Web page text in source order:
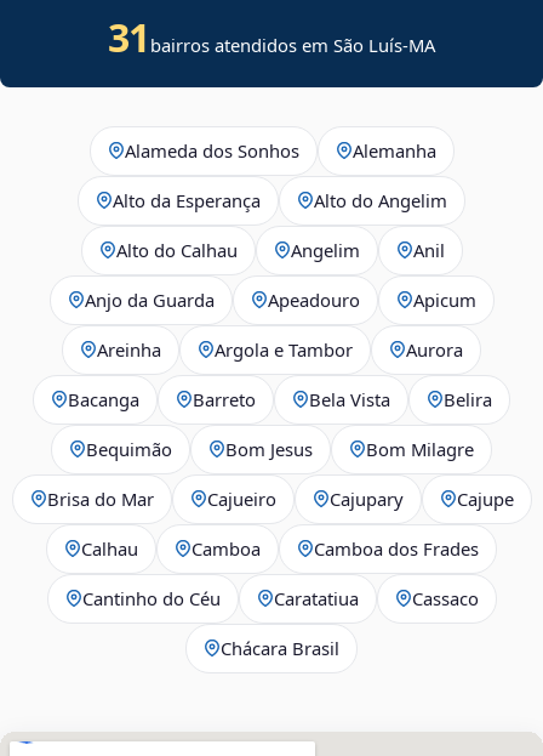
31 bairros atendidos em São Luís-MA
Alameda dos Sonhos Alemanha
Alto da Esperança Alto do Angelim
Alto do Calhau Angelim Anil
Anjo da Guarda Apeadouro Apicum
Areinha Argola e Tambor Aurora
Bacanga Barreto Bela Vista Belira
Bequimão Bom Jesus Bom Milagre
Brisa do Mar Cajueiro Cajupary Cajupe
Calhau Camboa Camboa dos Frades
Cantinho do Céu Caratatiua Cassaco
Chácara Brasil